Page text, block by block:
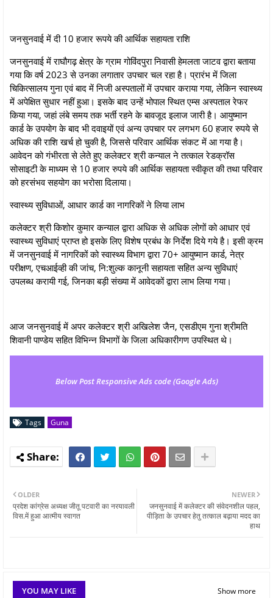
जनसुनवाई में दी 10 हजार रूपये की आर्थिक सहायता राशि
जनसुनवाई में राघौगढ़ क्षेत्र के ग्राम गोविंदपुरा निवासी हेमलता जाटव द्वारा बताया
गया कि वर्ष 2023 से उनका लगातार उपचार चल रहा है। प्रारंभ में जिला
चिकित्सालय गुना एवं बाद में निजी अस्पतालों में उपचार कराया गया, लेकिन स्वास्थ्य
में अपेक्षित सुधार नहीं हुआ। इसके बाद उन्हें भोपाल स्थित एम्स अस्पताल रेफर
किया गया, जहां लंबे समय तक भर्ती रहने के बावजूद इलाज जारी है। आयुष्मान
कार्ड के उपयोग के बाद भी दवाइयों एवं अन्य उपचार पर लगभग 60 हजार रुपये से
अधिक की राशि खर्च हो चुकी है, जिससे परिवार आर्थिक संकट में आ गया है।
आवेदन को गंभीरता से लेते हुए कलेक्टर श्री कन्याल ने तत्काल रेडक्रॉस
सोसाइटी के माध्यम से 10 हजार रुपये की आर्थिक सहायता स्वीकृत की तथा परिवार
को हरसंभव सहयोग का भरोसा दिलाया।
स्‍वास्‍थ्‍य सुविधाओं, आधार कार्ड का नागरिकों ने लिया लाभ
कलेक्‍टर श्री किशोर कुमार कन्‍याल द्वारा अधिक से अधिक लोगों को आधार एवं
स्‍वास्‍थ्‍य सुविधाएं प्राप्‍त हो इसके लिए विशेष प्रबंध के निर्देश दिये गये है। इसी क्रम
में जनसुनवाई में नागरिकों को स्वास्थ्य विभाग द्वारा 70+ आयुष्मान कार्ड, नेत्र
परीक्षण, एचआईव्‍ही की जांच, नि:शुल्‍क कानूनी सहायता सहित अन्‍य सुविधाएं
उपलब्‍ध करायी गई, जिनका बड़ी संख्‍या में आवेदकों द्वारा लाभ लिया गया।
आज जनसुनवाई में अपर कलेक्‍टर श्री अखिलेश जैन, एसडीएम गुना श्रीमति
शिवानी पाण्‍डेय सहित विभिन्न विभागों के जिला अधिकारीगण उपस्थित थे।
Below Post Responsive Ads code (Google Ads)
Tags Guna
NEWER
जनसुनवाई में कलेक्टर की संवेदनशील पहल,
पीड़िता के उपचार हेतु तत्काल बढ़ाया मदद का
हाथ
OLDER
प्रदेश कांग्रेस अध्यक्ष जीतू पटवारी का नरयावली
विस.में हुआ आत्मीय स्वागत
YOU MAY LIKE Show more